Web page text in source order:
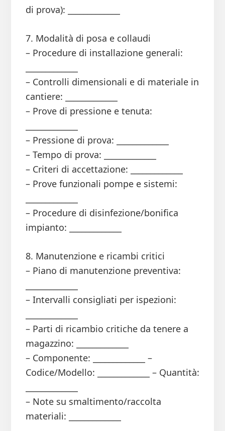
di prova): _____________
7. Modalità di posa e collaudi
– Procedure di installazione generali:
– Controlli dimensionali e di materiale in
cantiere: _____________
– Prove di pressione e tenuta:
– Pressione di prova: _____________
– Tempo di prova: _____________
– Criteri di accettazione: _____________
– Prove funzionali pompe e sistemi:
– Procedure di disinfezione/bonifica
impianto: _____________
8. Manutenzione e ricambi critici
– Piano di manutenzione preventiva:
– Intervalli consigliati per ispezioni:
– Parti di ricambio critiche da tenere a
magazzino: _____________
– Componente: _____________ –
Codice/Modello: _____________ – Quantità:
– Note su smaltimento/raccolta
materiali: _____________